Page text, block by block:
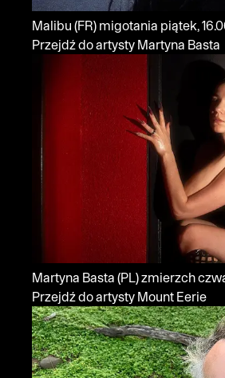
Malibu (FR) migotania
Przejdź do artysty Martyna Basta
Martyna Basta (PL)zmierzch
Przejdź do artysty Mount Eerie